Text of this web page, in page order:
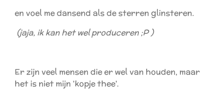
en voel me dansend als de sterren glinsteren.
(jaja, ik kan het wel produceren ;P )
Er zijn veel mensen die er wel van houden, maar
het is niet mijn 'kopje thee'.